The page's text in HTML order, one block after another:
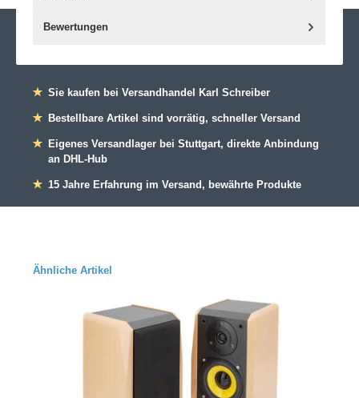
Bewertungen
★ Sie kaufen bei Versandhandel Karl Schreiber
★ Bestellbare Artikel sind vorrätig, schneller Versand
★ Eigenes Versandlager bei Stuttgart, direkte Anbindung
an DHL-Hub
★ 15 Jahre Erfahrung im Versand, bewährte Produkte
Ähnliche Artikel